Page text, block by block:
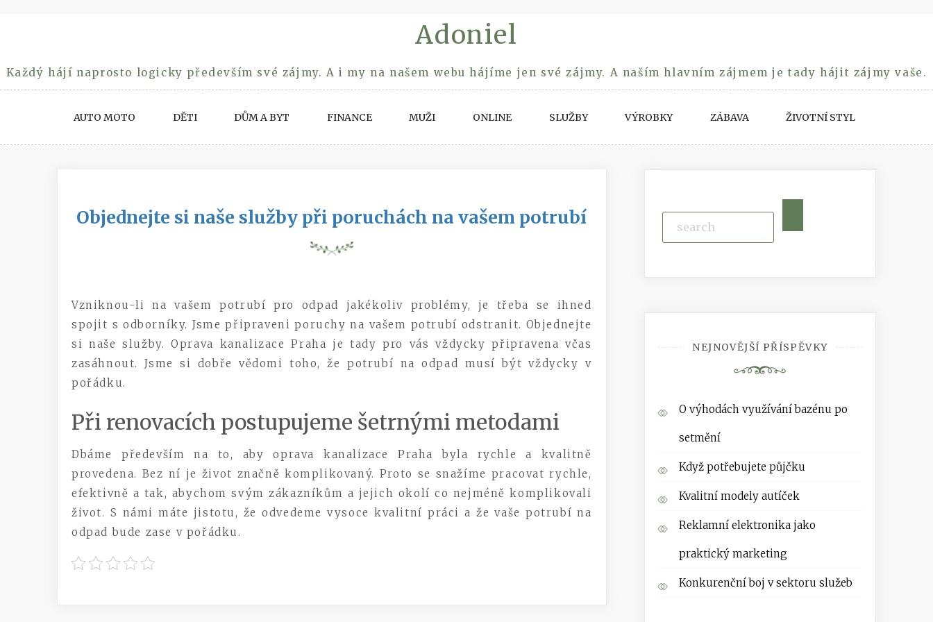
Adoniel
Každý hájí naprosto logicky především své zájmy. A i my na našem webu hájíme jen své zájmy. A naším hlavním zájmem je tady hájit zájmy vaše.
AUTO MOTO DĚTI DŮM A BYT FINANCE MUŽI ONLINE SLUŽBY VÝROBKY ZÁBAVA ŽIVOTNÍ STYL
Objednejte si naše služby při poruchách na vašem potrubí
Vzniknou-li na vašem potrubí pro odpad jakékoliv problémy, je třeba se ihned
spojit s odborníky. Jsme připraveni poruchy na vašem potrubí odstranit. Objednejte
si naše služby.Oprava kanalizace Praha je tady pro vás vždycky připravena včas
zasáhnout. Jsme si dobře vědomi toho, že potrubí na odpad musí být vždycky v
pořádku.
Při renovacích postupujeme šetrnými metodami
Dbáme především na to, aby oprava kanalizace Praha byla rychle a kvalitně
provedena. Bez ní je život značně komplikovaný. Proto se snažíme pracovat rychle,
efektivně a tak, abychom svým zákazníkům a jejich okolí co nejméně komplikovali
život. S námi máte jistotu, že odvedeme vysoce kvalitní práci a že vaše potrubí na
odpad bude zase v pořádku.
NEJNOVĚJŠÍ PŘÍSPĚVKY
O výhodách využívání bazénu po
setmění
Když potřebujete půjčku
Kvalitní modely autíček
Reklamní elektronika jako
praktický marketing
Konkurenční boj v sektoru služeb